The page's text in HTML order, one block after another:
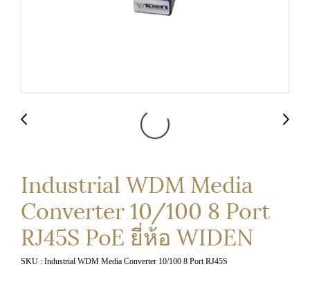
Industrial WDM Media
Converter 10/100 8 Port
RJ45S PoE ยี่ห้อ WIDEN
SKU : Industrial WDM Media Converter 10/100 8 Port RJ45S